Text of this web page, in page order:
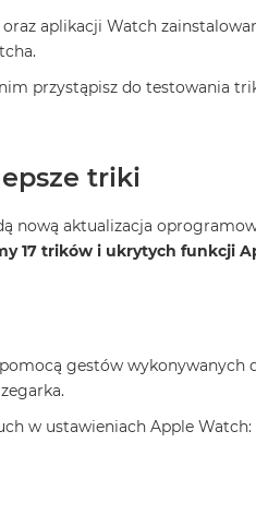
aplikacji Watch
przystąpisz do testowania
triki
nową aktualizacja
17 trików i ukrytych funkcji
gestów wykonywanych
w ustawieniach Apple Watch: